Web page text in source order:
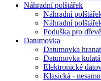
Náhradní polštářek
Náhradní
Náhradní
Poduška pro
Datumovka
Datumovka
Datumovka
Elektronické
Klasická -